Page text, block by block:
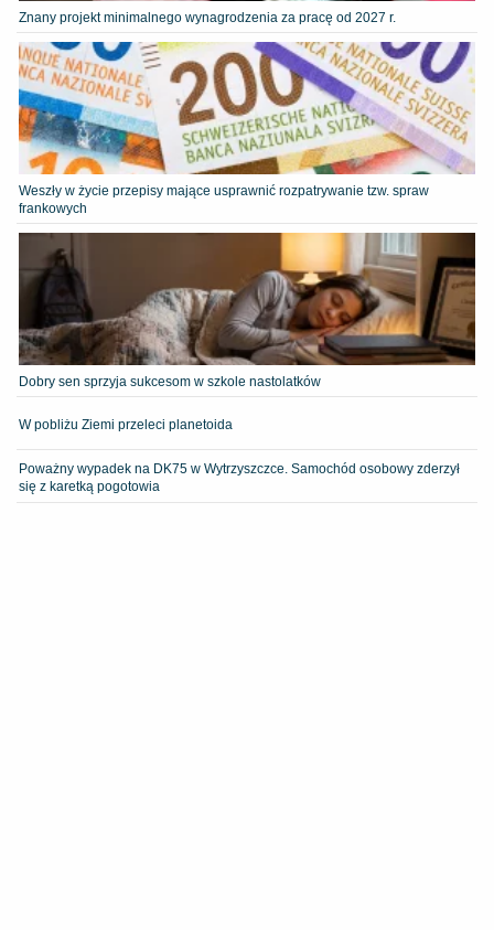
Znany projekt minimalnego wynagrodzenia za pracę od 2027 r.
Weszły w życie przepisy mające usprawnić rozpatrywanie tzw. spraw
frankowych
Dobry sen sprzyja sukcesom w szkole nastolatków
W pobliżu Ziemi przeleci planetoida
Poważny wypadek na DK75 w Wytrzyszczce. Samochód osobowy zderzył
się z karetką pogotowia